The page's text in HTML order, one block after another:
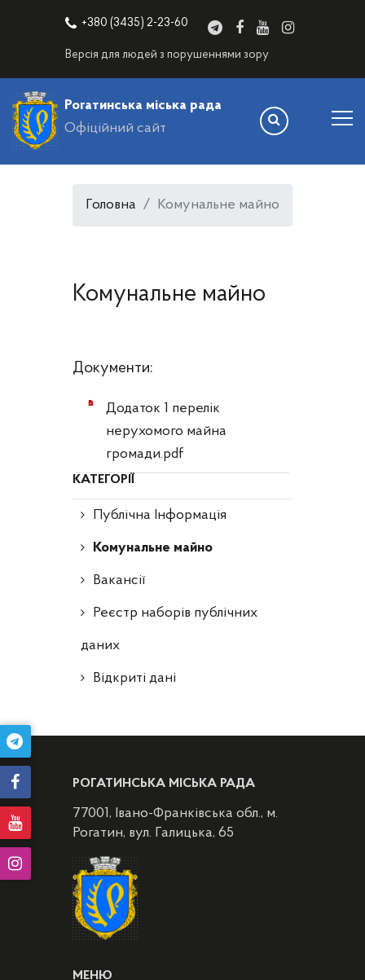
+380 (3435) 2-23-60
Версія для людей з порушеннями зору
Рогатинська міська рада
Офіційний сайт
Головна Комунальне майно
Комунальне майно
Документи:
Додаток 1 перелік
нерухомого майна
громади.pdf
КАТЕГОРІЇ
Публічна Інформація
Комунальне майно
Вакансії
Реєстр наборів публічних
даних
Відкриті дані
РОГАТИНСЬКА МІСЬКА РАДА
77001, Івано-Франківська обл., м.
Рогатин, вул. Галицька, 65
МЕНЮ